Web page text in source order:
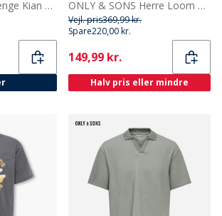
ONLY & SONS Drenge Kian Polo Shirt Seagrass
ONLY & SONS Herre Loom Slim Fit Jeans Grey Denim
Vejl. pris369,99 kr.
Spare220,00 kr.
Current
149,99 kr.
Halv pris eller mindre